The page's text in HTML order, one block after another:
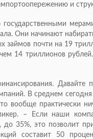
и
государственными
Они начинают
займов почти на 19
14 триллионов
Давайте
В среднем
вообще практически
– Если наши
35%, это позволит
составит 50